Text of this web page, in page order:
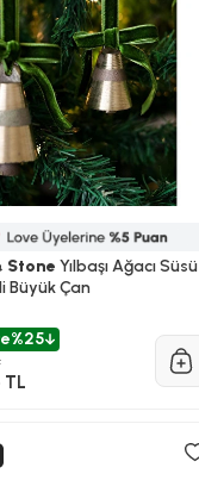
Stone Yılbaşı Ağacı Süsü
Büyük Çan
%25
TL